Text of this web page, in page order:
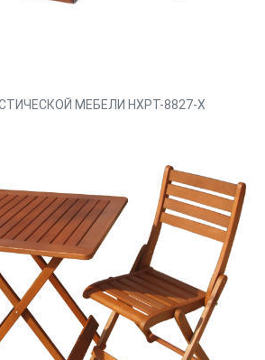
МЕБЕЛИ HXPT-8827-X